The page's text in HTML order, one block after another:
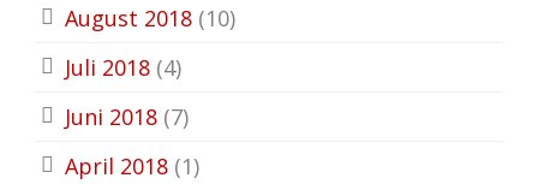
August 2018 (10)
Juli 2018 (4)
Juni 2018 (7)
April 2018 (1)